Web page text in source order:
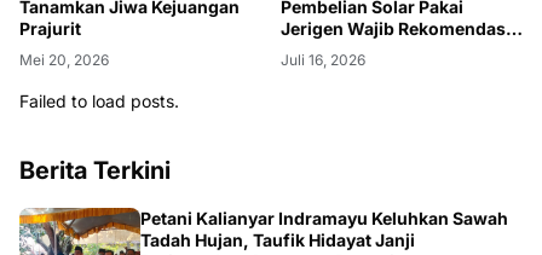
Tanamkan Jiwa Kejuangan
Prajurit
Mei 20, 2026
Pembelian Solar Pakai
Jerigen Wajib Rekomendasi
Dinas
Juli 16, 2026
Failed to load posts.
Berita Terkini
Petani Kalianyar Indramayu Keluhkan Sawah
Tadah Hujan, Taufik Hidayat Janji